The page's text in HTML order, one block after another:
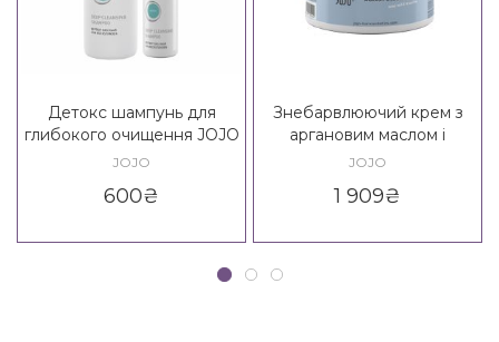
Детокс шампунь для
глибокого очищення JOJO
Detox Deep Cleansing
JOJO
600₴
Знебарвлюючий крем з
аргановим маслом і
колагеном JOJO
Ceam
JOJO
1 909₴